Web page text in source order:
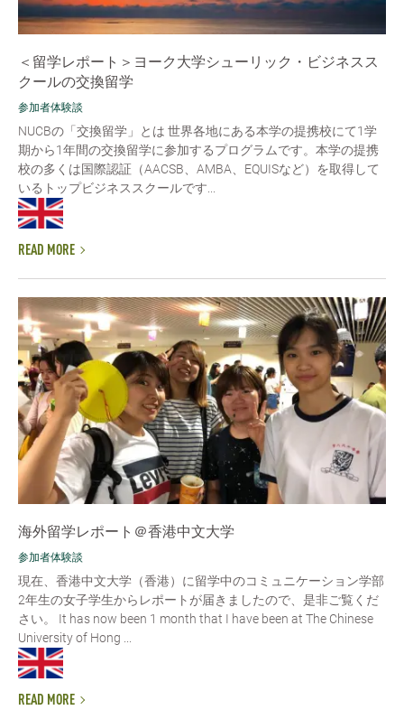
＜留学レポート＞ヨーク大学シューリック・ビジネスス
クールの交換留学
参加者体験談
NUCBの「交換留学」とは 世界各地にある本学の提携校にて1学
期から1年間の交換留学に参加するプログラムです。本学の提携
校の多くは国際認証（AACSB、AMBA、EQUISなど）を取得して
いるトップビジネススクールです...
READ MORE
海外留学レポート＠香港中文大学
参加者体験談
現在、香港中文大学（香港）に留学中のコミュニケーション学部
2年生の女子学生からレポートが届きましたので、是非ご覧くだ
さい。 It has now been 1 month that I have been at The Chinese
University of Hong ...
READ MORE